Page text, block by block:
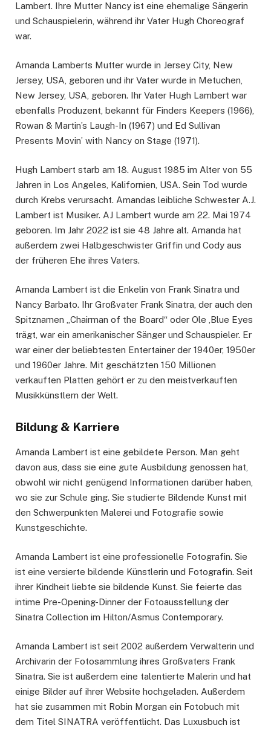
Lambert. Ihre Mutter Nancy ist eine ehemalige Sängerin
und Schauspielerin, während ihr Vater Hugh Choreograf
war.
Amanda Lamberts Mutter wurde in Jersey City, New
Jersey, USA, geboren und ihr Vater wurde in Metuchen,
New Jersey, USA, geboren. Ihr Vater Hugh Lambert war
ebenfalls Produzent, bekannt für Finders Keepers (1966),
Rowan & Martin’s Laugh-In (1967) und Ed Sullivan
Presents Movin’ with Nancy on Stage (1971).
Hugh Lambert starb am 18. August 1985 im Alter von 55
Jahren in Los Angeles, Kalifornien, USA. Sein Tod wurde
durch Krebs verursacht. Amandas leibliche Schwester A.J.
Lambert ist Musiker. AJ Lambert wurde am 22. Mai 1974
geboren. Im Jahr 2022 ist sie 48 Jahre alt. Amanda hat
außerdem zwei Halbgeschwister Griffin und Cody aus
der früheren Ehe ihres Vaters.
Amanda Lambert ist die Enkelin von Frank Sinatra und
Nancy Barbato. Ihr Großvater Frank Sinatra, der auch den
Spitznamen „Chairman of the Board“ oder Ole ‚Blue Eyes
trägt, war ein amerikanischer Sänger und Schauspieler. Er
war einer der beliebtesten Entertainer der 1940er, 1950er
und 1960er Jahre. Mit geschätzten 150 Millionen
verkauften Platten gehört er zu den meistverkauften
Musikkünstlern der Welt.
Bildung & Karriere
Amanda Lambert ist eine gebildete Person. Man geht
davon aus, dass sie eine gute Ausbildung genossen hat,
obwohl wir nicht genügend Informationen darüber haben,
wo sie zur Schule ging. Sie studierte Bildende Kunst mit
den Schwerpunkten Malerei und Fotografie sowie
Kunstgeschichte.
Amanda Lambert ist eine professionelle Fotografin. Sie
ist eine versierte bildende Künstlerin und Fotografin. Seit
ihrer Kindheit liebte sie bildende Kunst. Sie feierte das
intime Pre-Opening-Dinner der Fotoausstellung der
Sinatra Collection im Hilton/Asmus Contemporary.
Amanda Lambert ist seit 2002 außerdem Verwalterin und
Archivarin der Fotosammlung ihres Großvaters Frank
Sinatra. Sie ist außerdem eine talentierte Malerin und hat
einige Bilder auf ihrer Website hochgeladen. Außerdem
hat sie zusammen mit Robin Morgan ein Fotobuch mit
dem Titel SINATRA veröffentlicht. Das Luxusbuch ist